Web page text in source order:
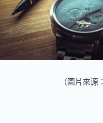
（圖片來源：